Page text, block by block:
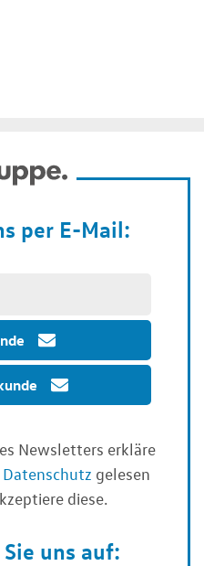
per E-Mail:
Newsletters erkläre
Datenschutz gelesen
diese.
uns auf: